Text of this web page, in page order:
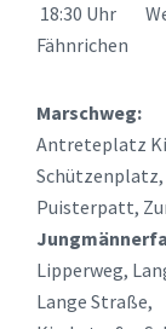
18:30 Uhr
Fähnrichen
Marschweg:
Antreteplatz
Puisterpatt,
Lipperweg,
Lange Straße,